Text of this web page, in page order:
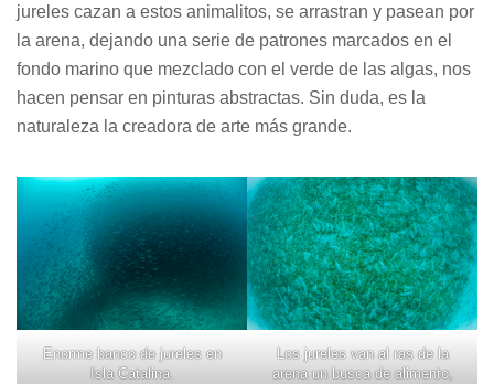
jureles cazan a estos animalitos, se arrastran y pasean por
la arena, dejando una serie de patrones marcados en el
fondo marino que mezclado con el verde de las algas, nos
hacen pensar en pinturas abstractas. Sin duda, es la
naturaleza la creadora de arte más grande.
Enorme banco de jureles en
Isla Catalina.
Los jureles van al ras de la
arena un busca de alimento,